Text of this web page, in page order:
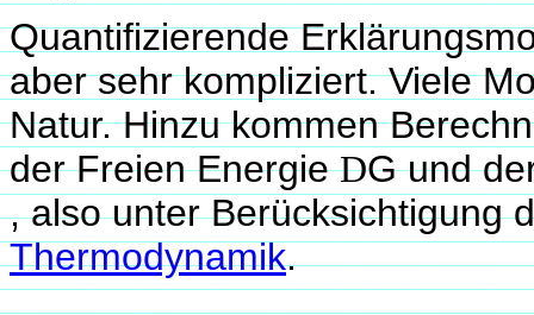
Quantifizierende
aber sehr kompliziert. Viele
Natur. Hinzu kommen
der Freien EnergieDG und
, also unter Berücksichtigung
Thermodynamik.